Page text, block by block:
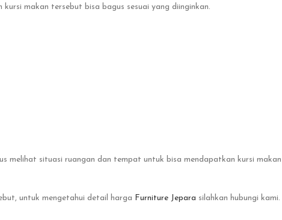
makan tersebut bisa bagus sesuai yang diinginkan.
melihat situasi ruangan dan tempat untuk bisa mendapatkan kursi
untuk mengetahui detail harga Furniture Jepara silahkan hubungi kami.